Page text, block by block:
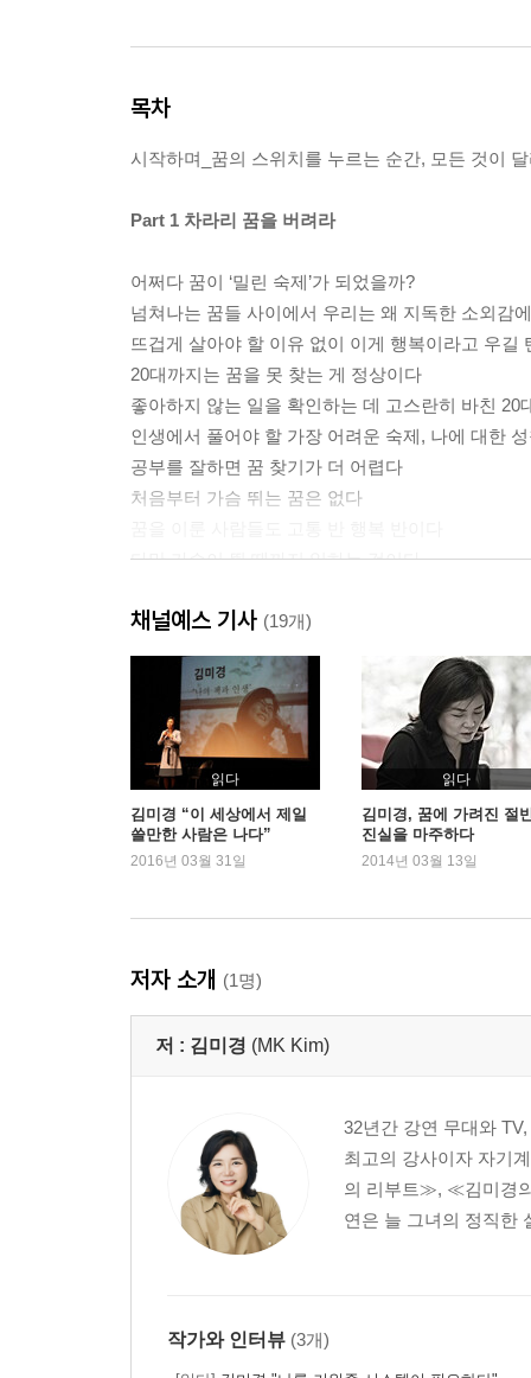
목차
시작하며_꿈의 스위치를 누르는 순간, 모든 것이
Part 1 차라리 꿈을 버려라
어쩌다 꿈이 ‘밀린 숙제’가 되었을까?
넘쳐나는 꿈들 사이에서 우리는 왜 지독한 소외감
뜨겁게 살아야 할 이유 없이 이게 행복이라고 우길
20대까지는 꿈을 못 찾는 게 정상이다
좋아하지 않는 일을 확인하는 데 고스란히 바친 20
인생에서 풀어야 할 가장 어려운 숙제, 나에 대한
공부를 잘하면 꿈 찾기가 더 어렵다
처음부터 가슴 뛰는 꿈은 없다
다만 가슴이 뛸 때까지 일하는 것이다
어설픈 시도를 함부로 ‘도전’이라 부르지 마라
헐값에 사고팔거나 함부로 집적대지 마라
작은 단서에 휩쓸린 사람은 끝까지 견디지 못한다
지금 어설프게 꿈꾸는 자, 모두 유죄
꿈의 멘토는 없다, 너 자신이 멘토다
꿈과 멘토는 세트 메뉴? 멘토는 꿈의 과외 선생?
나다운 꿈이 아니면 평생 ‘짝퉁’ 소리만 듣는다
내 힘으로 0.1cm 자라는 것과 남의 도움으로 1m
꿈은 성공이 아니라 성장의 언어다
사랑과 닮은 폭풍 같은 열정
나의 값어치는 세상이 아니라 내가 정한다
사랑 없이는 살아도 꿈 없이는 못 산다
꿈은 오직 ‘나다움’이다
꿈은 방향성과 맞닿아야 가장 건강하게 진화한다
꿈은 ‘나다움’이라는 자기만의 그림을 완성해가는
나이가 어려도 꿈나이가 많으면 어른이다
채널예스 기사 (19개)
읽다
김미경 “이 세상에서 제일
쓸만한 사람은 나다”
2016년 03월 31일
읽다
김미경, 꿈에 가려진 절
진실을 마주하다
2014년 03월 13일
저자 소개 (1명)
저 : 김미경 (MK Kim)
32년간 강연 무대와
최고의 강사이자 자기
의 리부트≫, ≪김미경
연은 늘 그녀의 정직한
작가와 인터뷰 (3개)